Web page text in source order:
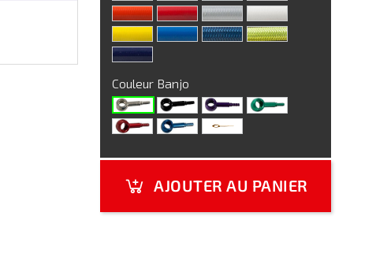
Couleur Banjo
AJOUTER AU PANIER